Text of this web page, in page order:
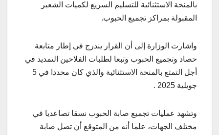
بالمنحة الاستثنائية للتسليم السريع لكميات الشعير
المقبولة بمراكز تجميع الحبوب.
واشارت الوزارة إلى أن القرار يندرج في إطار متابعة
حصاد وتجميع الحبوب وتبعا لطلبات الفلاحين التمديد في
أجل التمتع بالمنحة الاستثنائية والذي كان محددا في 5
جويلية 2025 .
وتشهد عمليات تجميع صابة الحبوب نسقا تصاعديا في
مختلف الجهات، علما أنه من المتوقع أن تصل صابة